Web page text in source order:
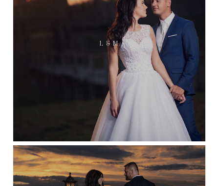
L & M